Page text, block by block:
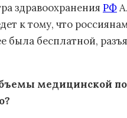
здравоохранения РФ
к тому, что
была бесплатной,
медицинской